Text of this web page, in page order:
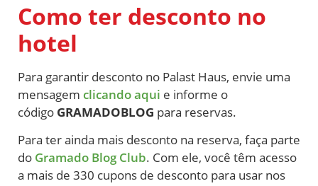
Como ter desconto no
hotel
Para garantir desconto no Palast Haus, envie uma
mensagem clicando aqui e informe o
código GRAMADOBLOG para reservas.
Para ter ainda mais desconto na reserva, faça parte
do Gramado Blog Club. Com ele, você têm acesso
a mais de 330 cupons de desconto para usar nos